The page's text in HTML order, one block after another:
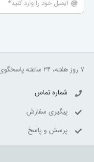
۷ روز هفته، ۲۴ ساعته پاسخگوی شما هستیم.
شماره تماس
پیگیری سفارش
پرسش و پاسخ